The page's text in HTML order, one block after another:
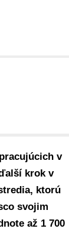
v
krok v
ktorú
svojim
až 1 700